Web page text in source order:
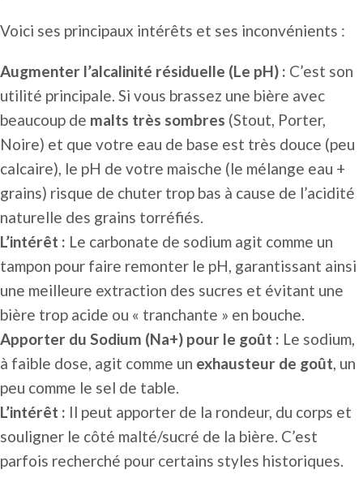
Voici ses principaux intérêts et ses inconvénients :
Augmenter l’alcalinité résiduelle (Le pH) : C’est son
utilité principale. Si vous brassez une bière avec
beaucoup de malts très sombres (Stout, Porter,
Noire) et que votre eau de base est très douce (peu
calcaire), le pH de votre maische (le mélange eau +
grains) risque de chuter trop bas à cause de l’acidité
naturelle des grains torréfiés.
L’intérêt : Le carbonate de sodium agit comme un
tampon pour faire remonter le pH, garantissant ainsi
une meilleure extraction des sucres et évitant une
bière trop acide ou « tranchante » en bouche.
Apporter du Sodium (Na+) pour le goût : Le sodium,
à faible dose, agit comme un exhausteur de goût, un
peu comme le sel de table.
L’intérêt : Il peut apporter de la rondeur, du corps et
souligner le côté malté/sucré de la bière. C’est
parfois recherché pour certains styles historiques.